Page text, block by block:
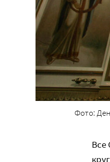
Фото:
Все